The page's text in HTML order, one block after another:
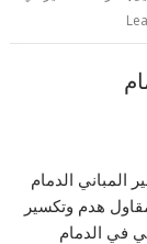
المباني الدمام
هدم وتكسير
في الدمام